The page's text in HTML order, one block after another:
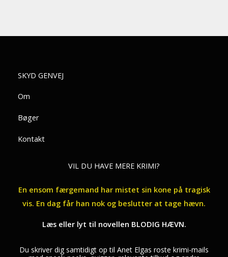
SKYD GENVEJ
Om
Bøger
Kontakt
VIL DU HAVE MERE KRIMI?
En ensom færgemand har mistet sin kone på tragisk
vis. En dag får han nok og beslutter at tage hævn.
Læs eller lyt til novellen BLODIG HÆVN.
Du skriver dig samtidigt op til Anet Elgas roste krimi-mails